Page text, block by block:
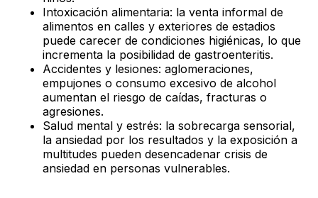
Intoxicación alimentaria: la venta informal de
alimentos en calles y exteriores de estadios
puede carecer de condiciones higiénicas, lo que
incrementa la posibilidad de gastroenteritis.
Accidentes y lesiones: aglomeraciones,
empujones o consumo excesivo de alcohol
aumentan el riesgo de caídas, fracturas o
agresiones.
Salud mental y estrés: la sobrecarga sensorial,
la ansiedad por los resultados y la exposición a
multitudes pueden desencadenar crisis de
ansiedad en personas vulnerables.